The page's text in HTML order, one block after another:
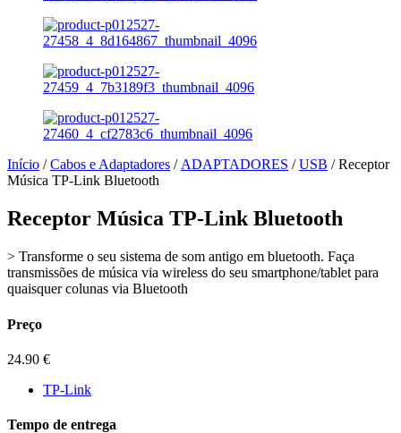
Início /Cabos e Adaptadores /ADAPTADORES /USB / Receptor
Música TP-Link Bluetooth
Receptor Música TP-Link Bluetooth
> Transforme o seu sistema de som antigo em bluetooth. Faça
transmissões de música via wireless do seu smartphone/tablet para
quaisquer colunas via Bluetooth
Preço
24.90 €
TP-Link
Tempo de entrega